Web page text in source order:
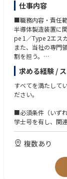
仕事内容
■職務内容・責任
半導体製造装置に
pe 1／Type 2エス
また、当社の専門
割を担う。
アカウントチーム
るマトリックス組
をリードする。当
する。
きるセルフスター
顧客およびアカウ
トグループへ代表
メント更新を通じ
求める経験 /
すべてを満たして
ださい。
■必須条件（いずれ
学士号を有し、関
または、修士号を
または、実務経験
または、上記に相
複数あり